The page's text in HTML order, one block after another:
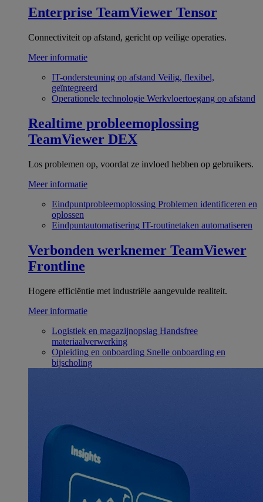
Enterprise TeamViewer Tensor
Connectiviteit op afstand, gericht op veilige operaties.
Meer informatie
IT-ondersteuning op afstand Veilig, flexibel,
geïntegreerd
Operationele technologie Werkvloertoegang op afstand
Realtime probleemoplossing
TeamViewer DEX
Los problemen op, voordat ze invloed hebben op gebruikers.
Meer informatie
Eindpuntprobleemoplossing Problemen identificeren en
oplossen
Eindpuntautomatisering IT-routinetaken automatiseren
Verbonden werknemer TeamViewer
Frontline
Hogere efficiëntie met industriële aangevulde realiteit.
Meer informatie
Logistiek en magazijnopslag Handsfree
materiaalverwerking
Opleiding en onboarding Snelle onboarding en
bijscholing